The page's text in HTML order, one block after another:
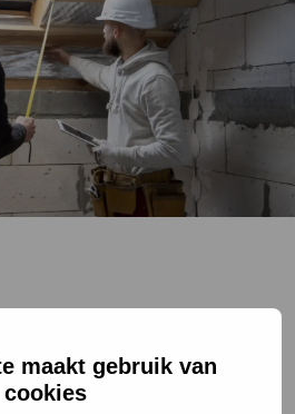
maakt gebruik van
cookies
een woning vraagt de
is dé manier om
Dit heeft ook een